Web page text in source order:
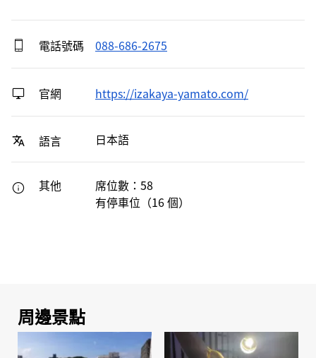
電話號碼 088-686-2675
官網 https://izakaya-yamato.com/
語言 日本語
其他
席位數：58
有停車位（16 個）
周邊景點